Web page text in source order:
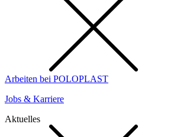
Arbeiten bei POLOPLAST
Jobs & Karriere
Aktuelles